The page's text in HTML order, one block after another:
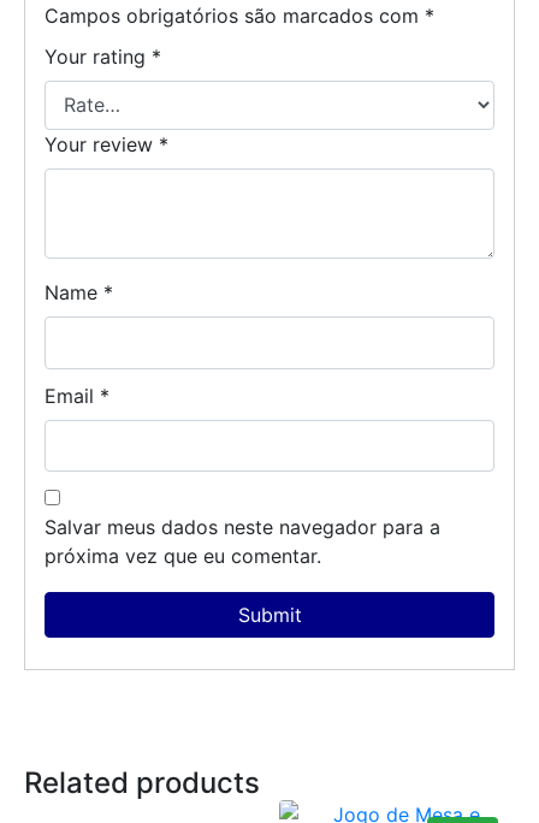
Campos obrigatórios são marcados com *
Your rating *
Your review *
Name *
Email *
Salvar meus dados neste navegador para a
próxima vez que eu comentar.
Related products